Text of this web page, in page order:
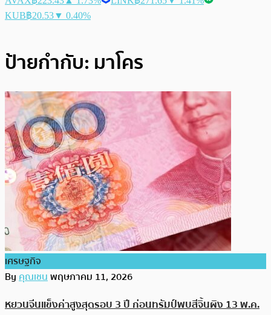
KUB฿20.53▼ 0.40%
ป้ายกำกับ: มาโคร
เศรษฐกิจ
Byคุณเชนพฤษภาคม 11, 2026
หยวนจีนแข็งค่าสูงสุดรอบ 3 ปี ก่อนทรัมป์พบสีจิ้นผิง 13 พ.ค.